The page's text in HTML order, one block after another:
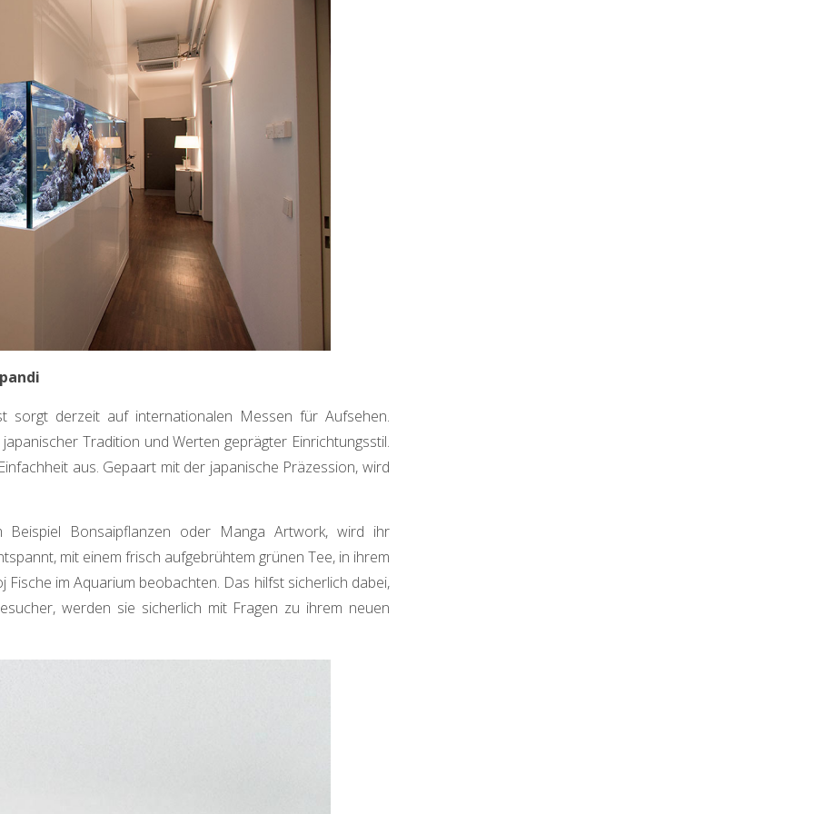
sorgt derzeit auf internationalen Messen für Aufsehen.
Tradition und Werten geprägter Einrichtungsstil.
aus. Gepaart mit der japanische Präzession, wird
Bonsaipflanzen oder Manga Artwork, wird ihr
mit einem frisch aufgebrühtem grünen Tee, in ihrem
im Aquarium beobachten. Das hilfst sicherlich dabei,
werden sie sicherlich mit Fragen zu ihrem neuen